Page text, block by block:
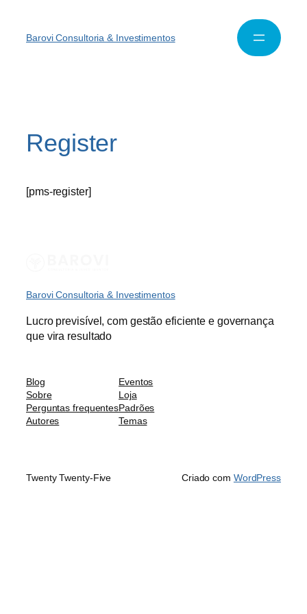
Barovi Consultoria & Investimentos
Register
[pms-register]
Barovi Consultoria & Investimentos
Lucro previsível, com gestão eficiente e governança
que vira resultado
Blog
Sobre
Perguntas frequentes
Autores
Eventos
Loja
Padrões
Temas
Twenty Twenty-Five Criado com WordPress